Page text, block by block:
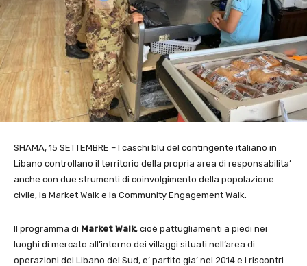
SHAMA, 15 SETTEMBRE – I caschi blu del contingente italiano in
Libano controllano il territorio della propria area di responsabilita’
anche con due strumenti di coinvolgimento della popolazione
civile, la Market Walk e la Community Engagement Walk.
Il programma di Market Walk, cioè pattugliamenti a piedi nei
luoghi di mercato all’interno dei villaggi situati nell’area di
operazioni del Libano del Sud, e’ partito gia’ nel 2014 e i riscontri